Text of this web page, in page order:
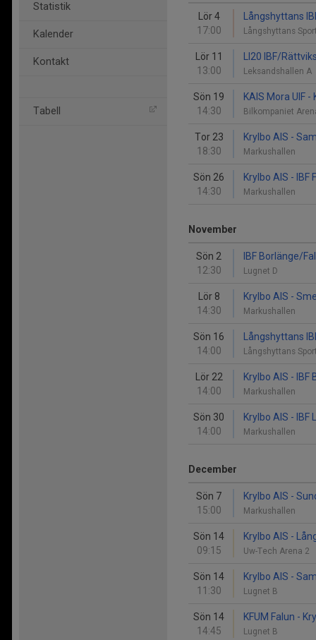
Statistik
Kalender
Kontakt
Tabell
Lör 4
17:00
Långshyttans
Långshyttans
Lör 11
13:00
LI20 IBF/
Leksandshallen A
Sön 19
14:30
KAIS Mora UIF -
Bilkompaniet
Tor 23
18:30
Krylbo AIS -
Markushallen
Sön 26
14:30
Krylbo AIS - IBF
Markushallen
November
Sön 2
12:30
IBF Borlänge/
Lugnet D
Lör 8
14:30
Krylbo AIS -
Markushallen
Sön 16
14:00
Långshyttans
Långshyttans
Lör 22
14:00
Krylbo AIS - IBF
Markushallen
Sön 30
14:00
Krylbo AIS - IBF
Markushallen
December
Sön 7
15:00
Krylbo AIS -
Markushallen
Sön 14
09:15
Krylbo AIS -
Uw-Tech Arena 2
Sön 14
11:30
Krylbo AIS -
Lugnet B
Sön 14
14:45
KFUM Falun -
Lugnet B